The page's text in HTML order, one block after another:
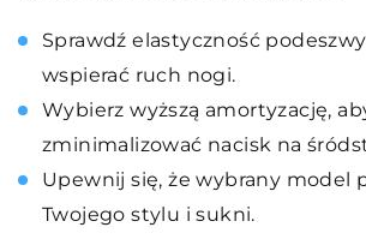
Sprawdź elastyczność
wspierać ruch nogi.
Wybierz wyższą amortyzację,
zminimalizować nacisk na
Upewnij się, że wybrany model
Twojego stylu i sukni.